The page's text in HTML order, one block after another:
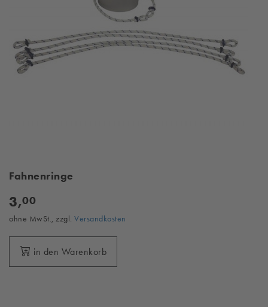
Fahnenringe
3,00
ohne MwSt., zzgl. Versandkosten
in den Warenkorb